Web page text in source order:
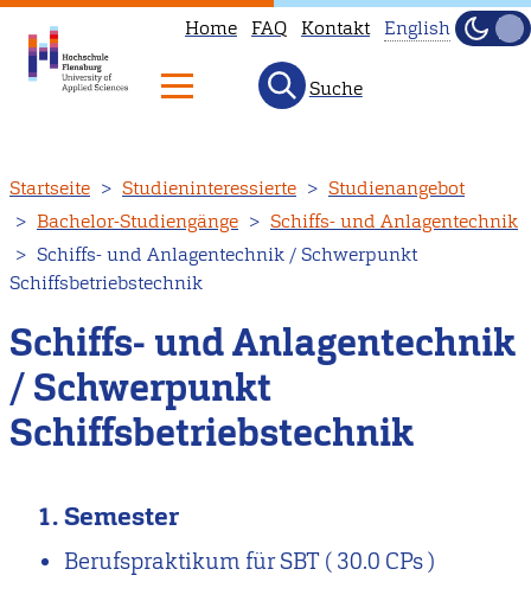
zum
Inhalt
Home FAQ Kontakt
not
available
in
Head
to
English
Hell
Suche
Startseite Studieninteressierte
Studienangebot
Bachelor-Studiengänge
Schiffs- und Anlagentechnik
Schiffs- und Anlagentechnik / Schwerpunkt
Schiffsbetriebstechnik
Schiffs- und Anlagentechnik
/ Schwerpunkt
Schiffsbetriebstechnik
1. Semester
Berufspraktikum für SBT ( 30.0 CPs )